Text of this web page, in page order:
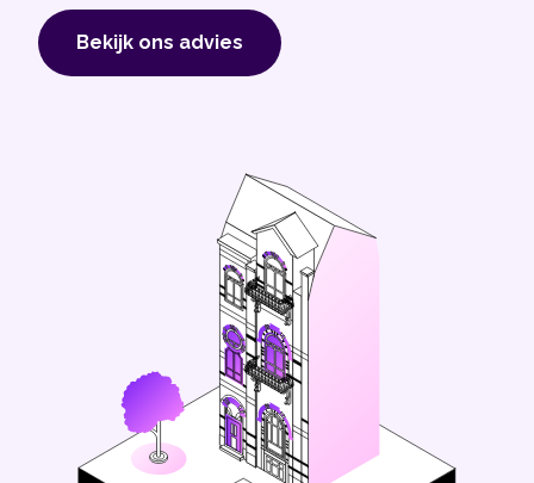
Bekijk ons ​​advies